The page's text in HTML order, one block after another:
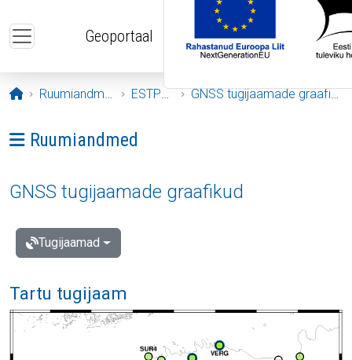
Geoportaal
Avaleht
Ruumiandmed ESTPOS GNSS tugijaamade graafikud
Ava menüü: Ruumiandmed
Ruumiandmed
GNSS tugijaamade graafikud
Tugijaamad
Tartu tugijaam